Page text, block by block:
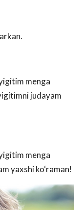
menga
judayam
menga
yaxshi ko‘raman!